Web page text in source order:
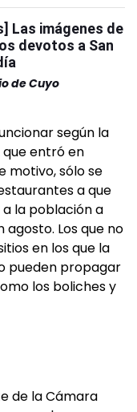
Las imágenes de
devotos a San
de Cuyo
según la
que entró en
motivo, sólo se
a que
la población a
Los que no
en los que la
pueden propagar
los boliches y
de la Cámara